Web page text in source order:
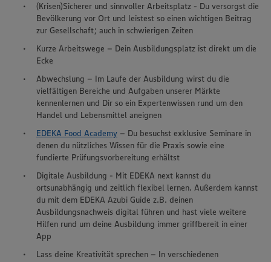
Wir setzen Cookies und andere Technologien ein, um Ihnen
(Krisen)Sicherer und sinnvoller Arbeitsplatz - Du versorgst die
Bevölkerung vor Ort und leistest so einen wichtigen Beitrag
zur Gesellschaft; auch in schwierigen Zeiten
Kurze Arbeitswege – Dein Ausbildungsplatz ist direkt um die
Ecke
Abwechslung – Im Laufe der Ausbildung wirst du die
vielfältigen Bereiche und Aufgaben unserer Märkte
kennenlernen und Dir so ein Expertenwissen rund um den
Handel und Lebensmittel aneignen
EDEKA Food Academy – Du besuchst exklusive Seminare in
denen du nützliches Wissen für die Praxis sowie eine
fundierte Prüfungsvorbereitung erhältst
Digitale Ausbildung - Mit EDEKA next kannst du
ortsunabhängig und zeitlich flexibel lernen. Außerdem kannst
du mit dem EDEKA Azubi Guide z.B. deinen
Ausbildungsnachweis digital führen und hast viele weitere
Hilfen rund um deine Ausbildung immer griffbereit in einer
App
Lass deine Kreativität sprechen – In verschiedenen